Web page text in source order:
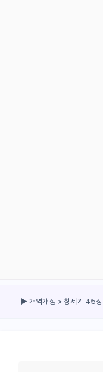
▶ 개역개정 > 창세기 45장